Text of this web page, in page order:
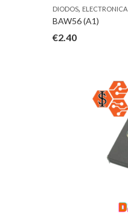
DIODOS, ELECTRONICA
BAW56 (A1)
€2.40